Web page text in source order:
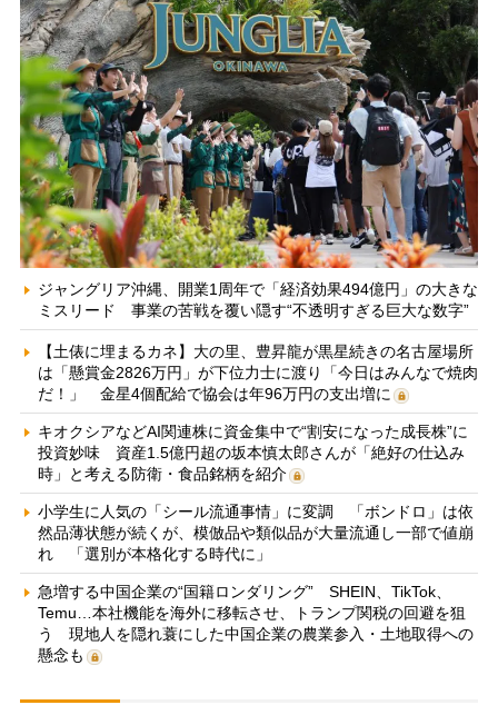
ジャングリア沖縄、開業1周年で「経済効果494億円」の大きな
ミスリード 事業の苦戦を覆い隠す“不透明すぎる巨大な数字”
【土俵に埋まるカネ】大の里、豊昇龍が黒星続きの名古屋場所
は「懸賞金2826万円」が下位力士に渡り「今日はみんなで焼肉
だ！」 金星4個配給で協会は年96万円の支出増に
キオクシアなどAI関連株に資金集中で“割安になった成長株”に
投資妙味 資産1.5億円超の坂本慎太郎さんが「絶好の仕込み
時」と考える防衛・食品銘柄を紹介
小学生に人気の「シール流通事情」に変調 「ボンドロ」は依
然品薄状態が続くが、模倣品や類似品が大量流通し一部で値崩
れ 「選別が本格化する時代に」
急増する中国企業の“国籍ロンダリング” SHEIN、TikTok、
Temu…本社機能を海外に移転させ、トランプ関税の回避を狙
う 現地人を隠れ蓑にした中国企業の農業参入・土地取得への
懸念も